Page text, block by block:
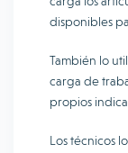
disponibles
También lo
carga de
propios
Los técnicos